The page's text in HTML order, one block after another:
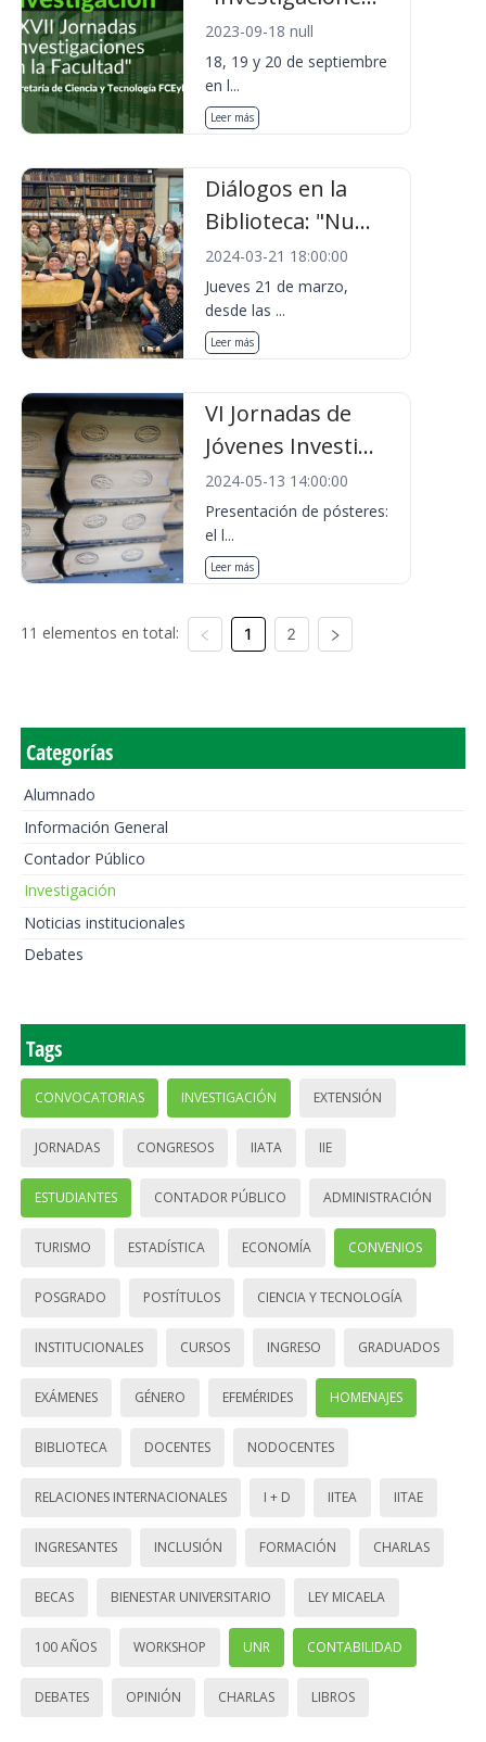
2023-09-18 null
18, 19 y 20 de septiembre
en l...
Leer más
Diálogos en la
Biblioteca: "Nu...
2024-03-21 18:00:00
Jueves 21 de marzo,
desde las ...
Leer más
VI Jornadas de
Jóvenes Investi...
2024-05-13 14:00:00
Presentación de pósteres:
el l...
Leer más
11 elementos en total: 1 2
Categorías
Alumnado
Información General
Contador Público
Investigación
Noticias institucionales
Debates
Tags
CONVOCATORIAS INVESTIGACIÓN EXTENSIÓN
JORNADAS CONGRESOS IIATA IIE
ESTUDIANTES CONTADOR PÚBLICO ADMINISTRACIÓN
TURISMO ESTADÍSTICA ECONOMÍA CONVENIOS
POSGRADO POSTÍTULOS CIENCIA Y TECNOLOGÍA
INSTITUCIONALES CURSOS INGRESO GRADUADOS
EXÁMENES GÉNERO EFEMÉRIDES HOMENAJES
BIBLIOTECA DOCENTES NODOCENTES
RELACIONES INTERNACIONALES I + D IITEA IITAE
INGRESANTES INCLUSIÓN FORMACIÓN CHARLAS
BECAS BIENESTAR UNIVERSITARIO LEY MICAELA
100 AÑOS WORKSHOP UNR CONTABILIDAD
DEBATES OPINIÓN CHARLAS LIBROS